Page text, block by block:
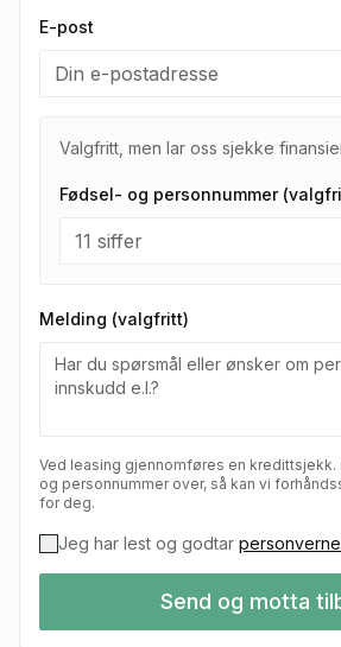
E-post
Valgfritt, men lar oss sjekke
Fødsel- og personnummer
Melding (valgfritt)
Ved leasing gjennomføres en
og personnummer over, så kan vi
for deg.
Jeg har lest og godtar
Send og motta